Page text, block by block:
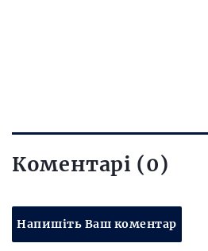
Коментарі (0)
Напишіть Ваш коментар